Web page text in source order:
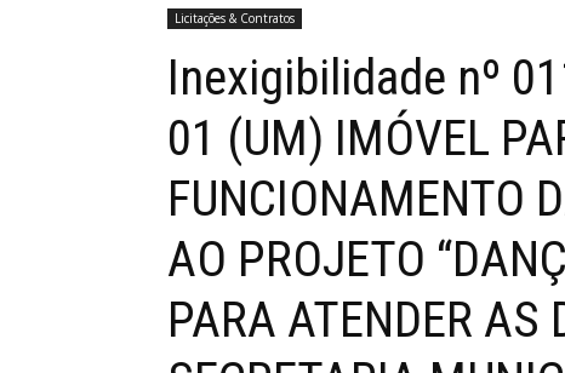
Licitações & Contratos
Inexigibilidade nº
01 (UM) IMÓVEL
FUNCIONAMENTO
AO PROJETO
PARA ATENDER AS